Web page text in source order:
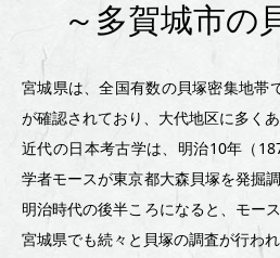
の
風
18
～
多
賀
～多賀城市の
宮城県は、全国有数の貝塚密集地帯
が確認されており、大代地区に多くあ
近代の日本考古学は、明治10年（
学者モースが東京都大森貝塚を発掘
明治時代の後半ころになると、モー
宮城県でも続々と貝塚の調査が行わ